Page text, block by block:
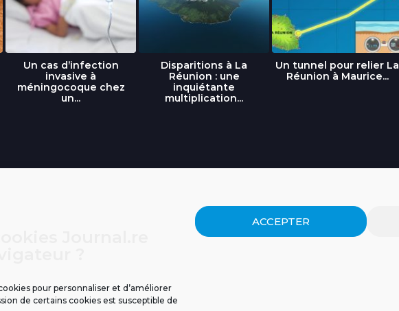
pour personnaliser et d’améliorer
de certains cookies est susceptible de
ACCEPTER
Un cas d’infection
invasive à
méningocoque chez
un...
Disparitions à La
Réunion : une
inquiétante
multiplication...
Un tunnel pour relier La
Réunion à Maurice...